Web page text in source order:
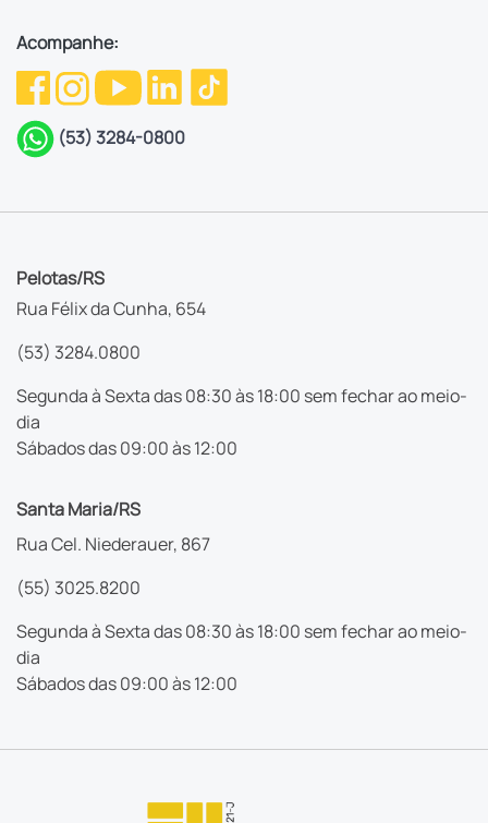
Acompanhe:
(53) 3284-0800
Pelotas/RS
Rua Félix da Cunha, 654
(53) 3284.0800
Segunda à Sexta das 08:30 às 18:00 sem fechar ao meio-
dia
Sábados das 09:00 às 12:00
Santa Maria/RS
Rua Cel. Niederauer, 867
(55) 3025.8200
Segunda à Sexta das 08:30 às 18:00 sem fechar ao meio-
dia
Sábados das 09:00 às 12:00